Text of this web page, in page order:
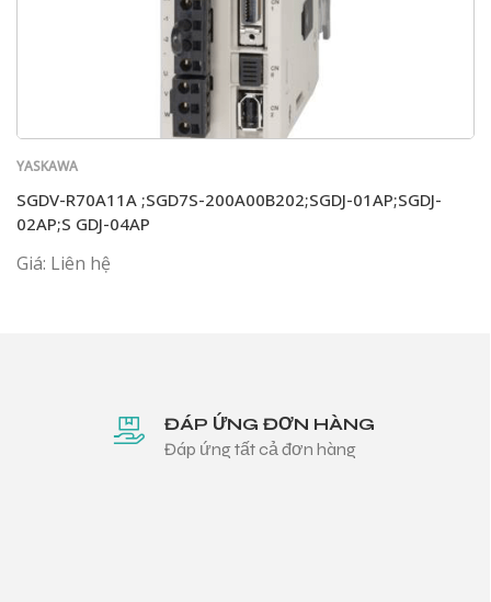
YASKAWA
SGDV-R70A11A ;SGD7S-200A00B202;SGDJ-01AP;SGDJ-
02AP;S GDJ-04AP
Giá: Liên hệ
ĐÁP ỨNG ĐƠN HÀNG
Đáp ứng tất cả đơn hàng